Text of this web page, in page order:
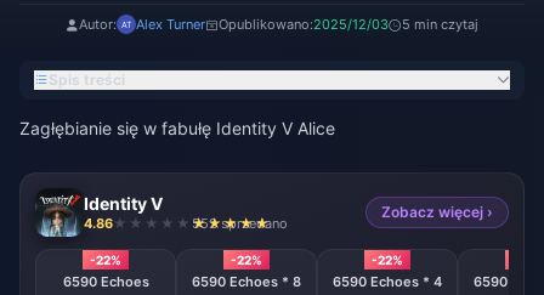
Autor: Alex Turner Opublikowano:2025/12/03 5 min czytaj
Spis treści
Zagłębianie się w fabułę Identity V Alice
Identity V
4.86 552 sprzedano
Zobacz więcej ›
-22%
6590 Echoes
-22%
6590 Echoes * 8
-22%
6590 Echoes * 4 6590